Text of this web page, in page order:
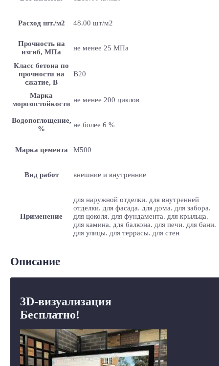
Расход шт./м2 48.00 шт/м2
Прочность на
изгиб, МПа
не менее 25 МПа
Класс бетона по
прочности на
сжатие, В
B20
Марка
морозостойкости не менее 200 циклов
Водопоглощение,
%
не более 6 %
Марка цемента M500
Вид работ внешние и внутренние
Применение
для наружной отделки. для внутренней
отделки. для фасада. для дома. для забора.
для цоколя. для фундамента. для крыльца.
для камина. для балкона. для печи. для бани.
для улицы. для террасы. для стен
Описание
3D-визуализация
Бесплатно!